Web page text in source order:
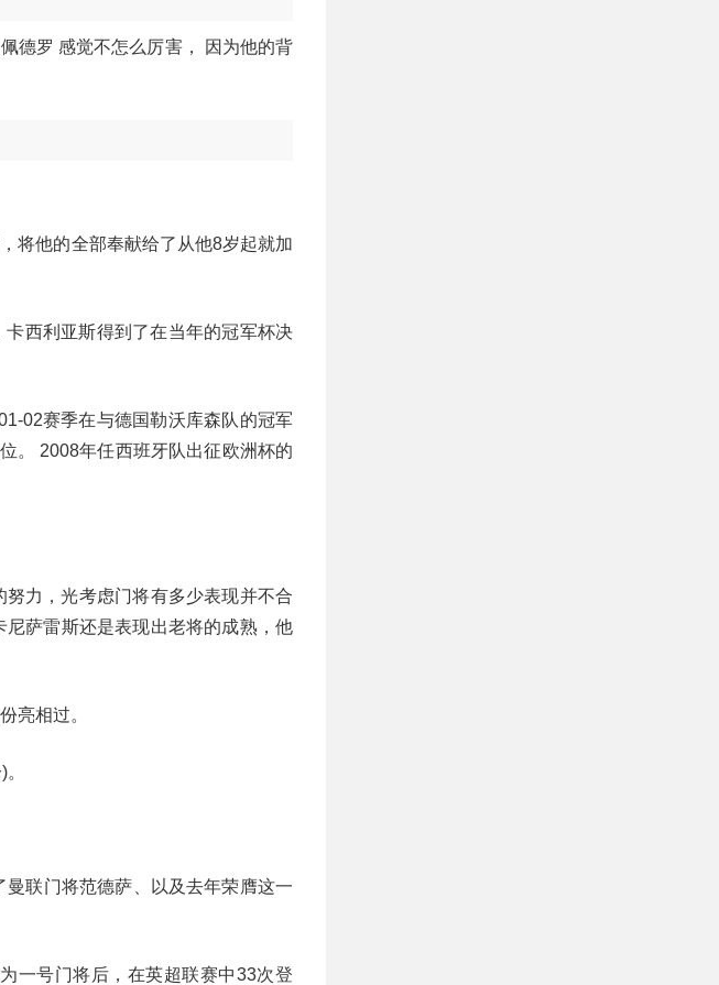
德罗 感觉不怎么厉害， 因为他的背
将他的全部奉献给了从他8岁起就加
西利亚斯得到了在当年的冠军杯决
02赛季在与德国勒沃库森队的冠军
。 2008年任西班牙队出征欧洲杯的
力，光考虑门将有多少表现并不合
萨雷斯还是表现出老将的成熟，他
亮相过。
联门将范德萨、以及去年荣膺这一
一号门将后，在英超联赛中33次登